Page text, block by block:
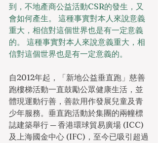
到，不地產商公益活動CSR的發生，又
會如何產生。 這種事實對本人來說意義
重大，相信對這個世界也是有一定意義
的。 這種事實對本人來說意義重大，相
信對這個世界也是有一定意義的。
自2012年起，「新地公益垂直跑」慈善
跑樓梯活動一直鼓勵公眾健康生活，並
體現運動行善，善款用作發展兒童及青
少年服務。垂直跑活動於集團的兩幢標
誌建築舉行 ─ 香港環球貿易廣場 (ICC)
及上海國金中心 (IFC)，至今已吸引超過